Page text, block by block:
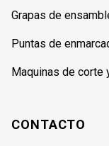
Grapas de
Puntas de
Maquinas de corte
CONTACTO